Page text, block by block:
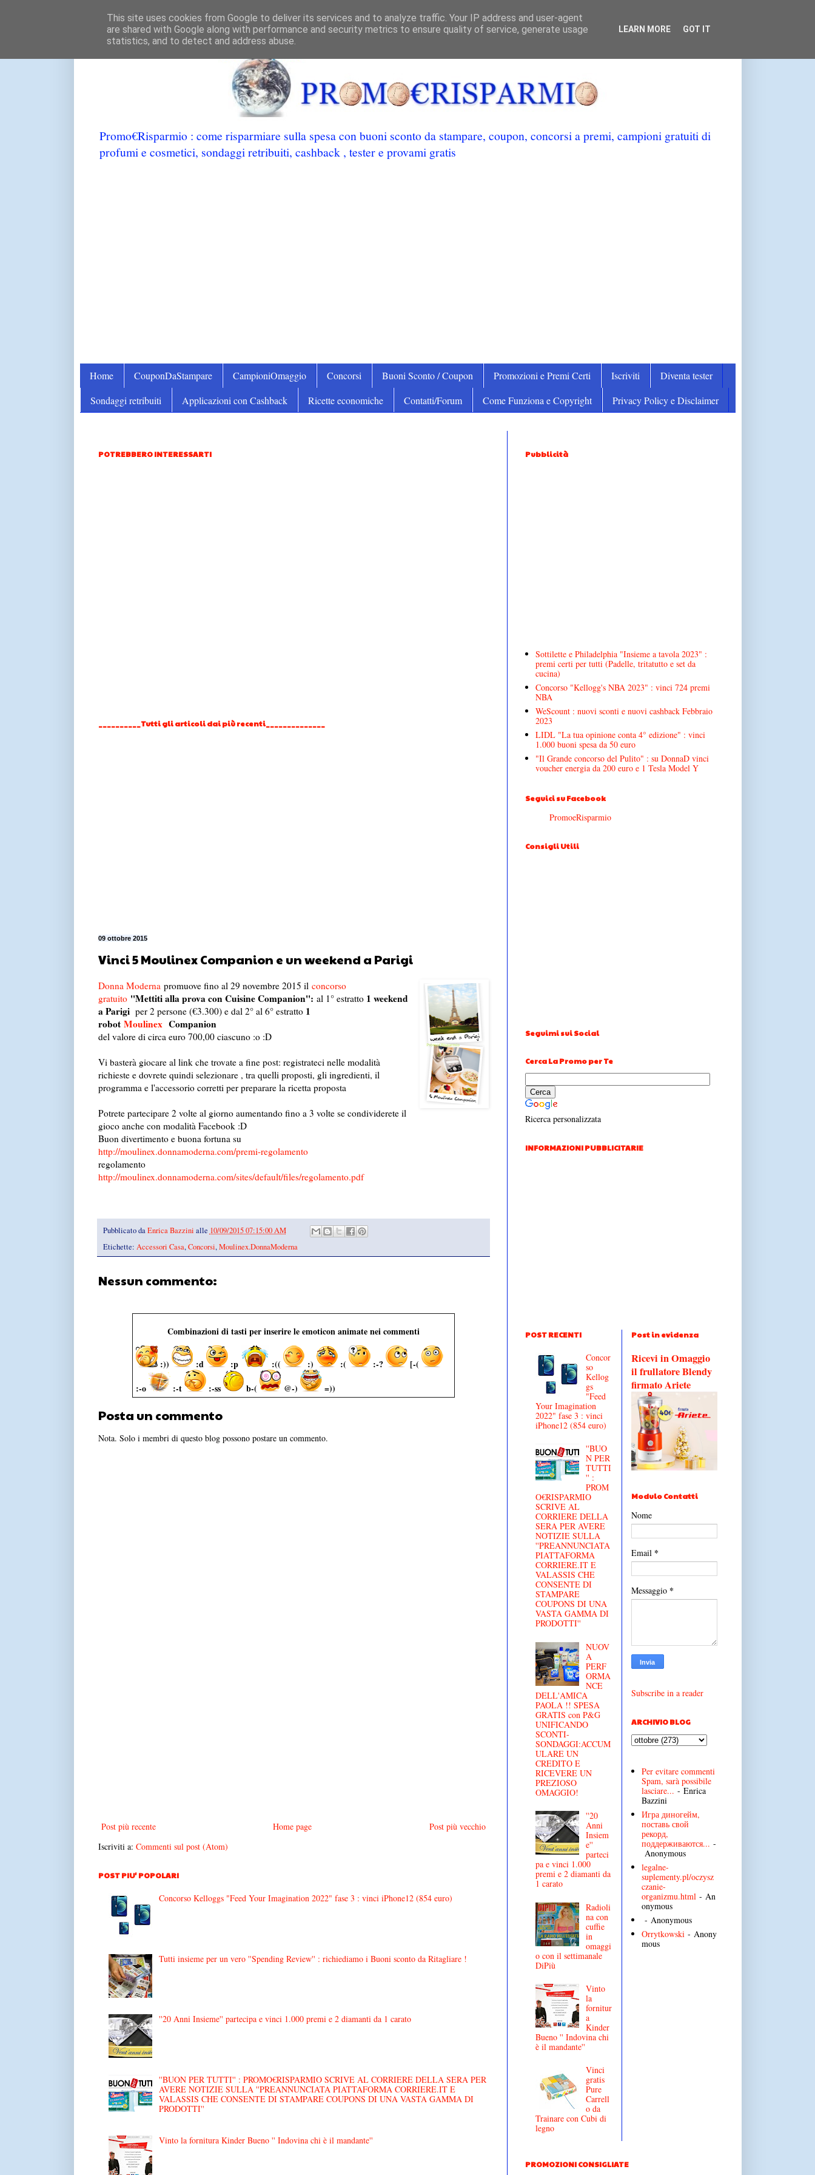
Promo€Risparmio : come risparmiare sulla spesa con buoni sconto da stampare, coupon, concorsi a premi, campioni gratuiti di
profumi e cosmetici, sondaggi retribuiti, cashback , tester e provami gratis
Home CouponDaStampare CampioniOmaggio Concorsi Buoni Sconto / Coupon Promozioni e Premi Certi Iscriviti
Diventa tester
Sondaggi retribuiti
Applicazioni con Cashback Ricette economiche Contatti/Forum Come Funziona e Copyright Privacy Policy e Disclaimer
POTREBBERO INTERESSARTI
__________Tutti gli articoli dai più recenti______________
09 ottobre 2015
Vinci 5 Moulinex Companion e un weekend a Parigi
Donna Modernapromuove fino al 29 novembre 2015 il concorso
gratuito ''Mettiti alla prova con Cuisine Companion'': al 1° estratto 1 weekend
a Parigi per 2 persone (€3.300) e dal 2° al 6° estratto 1
robot MoulinexCompanion
del valore di circa euro 700,00 ciascuno :o :D
Vi basterà giocare al link che trovate a fine post: registrateci nelle modalità
richieste e dovrete quindi selezionare , tra quelli proposti, gli ingredienti, il
programma e l'accessorio corretti per preparare la ricetta proposta
Potrete partecipare 2 volte al giorno aumentando fino a 3 volte se condividerete il
gioco anche con modalità Facebook :D
Buon divertimento e buona fortuna su
http://moulinex.donnamoderna.com/premi-regolamento
regolamento
http://moulinex.donnamoderna.com/sites/default/files/regolamento.pdf
Pubblicato daEnrica Bazzini alle 10/09/2015 07:15:00 AM
Etichette: Accessori Casa,Concorsi,Moulinex.DonnaModerna
Nessun commento:
Combinazioni di tasti per inserire le emoticon animate nei commenti
:)) :d :p :(( :) :( :-?
[-(
:-o
:-t :-ss b-( @-) =))
Posta un commento
Nota. Solo i membri di questo blog possono postare un commento.
Post più recente Post più vecchio
Home page
Iscriviti a: Commenti sul post (Atom)
POST PIU' POPOLARI
Concorso Kelloggs "Feed Your Imagination 2022" fase 3 : vinci iPhone12 (854 euro)
Tutti insieme per un vero ''Spending Review'' : richiediamo i Buoni sconto da Ritagliare !
''20 Anni Insieme'' partecipa e vinci 1.000 premi e 2 diamanti da 1 carato
''BUON PER TUTTI'' : PROMO€RISPARMIO SCRIVE AL CORRIERE DELLA SERA PER
AVERE NOTIZIE SULLA ''PREANNUNCIATA PIATTAFORMA CORRIERE.IT E
VALASSIS CHE CONSENTE DI STAMPARE COUPONS DI UNA VASTA GAMMA DI
PRODOTTI''
Vinto la fornitura Kinder Bueno '' Indovina chi è il mandante''
Pubblicità
Sottilette e Philadelphia "Insieme a tavola 2023" :
premi certi per tutti (Padelle, tritatutto e set da
cucina)
Concorso "Kellogg's NBA 2023" : vinci 724 premi
NBA
WeScount : nuovi sconti e nuovi cashback Febbraio
2023
LIDL "La tua opinione conta 4° edizione" : vinci
1.000 buoni spesa da 50 euro
"Il Grande concorso del Pulito" : su DonnaD vinci
voucher energia da 200 euro e 1 Tesla Model Y
Seguici su Facebook
PromoeRisparmio
Consigli Utili
Seguimi sui Social
Cerca La Promo per Te
Ricerca personalizzata
INFORMAZIONI PUBBLICITARIE
POST RECENTI
Concor
so
Kellog
gs
"Feed
Your Imagination
2022" fase 3 : vinci
iPhone12 (854 euro)
''BUO
N PER
TUTTI
'' :
PROM
O€RISPARMIO
SCRIVE AL
CORRIERE DELLA
SERA PER AVERE
NOTIZIE SULLA
''PREANNUNCIATA
PIATTAFORMA
CORRIERE.IT E
VALASSIS CHE
CONSENTE DI
STAMPARE
COUPONS DI UNA
VASTA GAMMA DI
PRODOTTI''
NUOV
A
PERF
ORMA
NCE
DELL'AMICA
PAOLA !! SPESA
GRATIS con P&G
UNIFICANDO
SCONTI-
SONDAGGI:ACCUM
ULARE UN
CREDITO E
RICEVERE UN
PREZIOSO
OMAGGIO!
''20
Anni
Insiem
e''
parteci
pa e vinci 1.000
premi e 2 diamanti da
1 carato
Radioli
na con
cuffie
in
omaggi
o con il settimanale
DiPiù
Vinto
la
fornitur
a
Kinder
Bueno '' Indovina chi
è il mandante''
Vinci
gratis
Pure
Carrell
o da
Trainare con Cubi di
legno
Post in evidenza
Ricevi in Omaggio
il frullatore Blendy
firmato Ariete
Modulo Contatti
Nome
Email *
Messaggio *
Subscribe in a reader
ARCHIVIO BLOG
Per evitare commenti
Spam, sarà possibile
lasciare... - Enrica
Bazzini
Игра диногейм,
поставь свой
рекорд,
поддерживаются... -
Anonymous
legalne-
suplementy.pl/oczysz
czanie-
organizmu.html - An
onymous
- Anonymous
Orrytkowski - Anony
mous
PROMOZIONI CONSIGLIATE
This site uses cookies from Google to deliver its services and to analyze traffic. Your IP address and user-agent
are shared with Google along with performance and security metrics to ensure quality of service, generate usage
statistics, and to detect and address abuse.
LEARN MORE GOT IT